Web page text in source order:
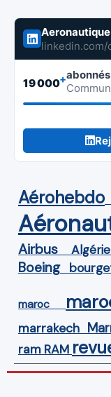
linkedin.com/
19 000+
Aérohebdo
Airbus Algérie
Boeing
maroc
marrakech
ram RAM